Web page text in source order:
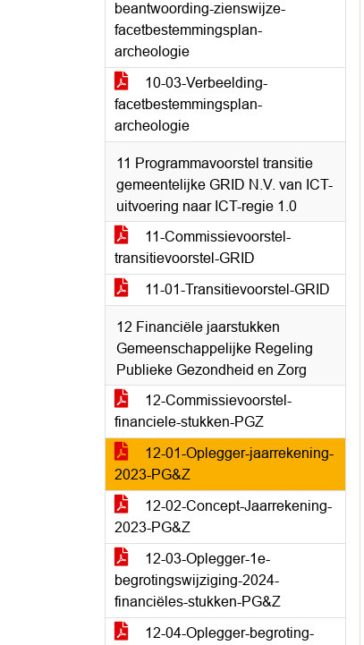
beantwoording-zienswijze-
facetbestemmingsplan-
archeologie
10-03-Verbeelding-
facetbestemmingsplan-
archeologie
11 Programmavoorstel transitie
gemeentelijke GRID N.V. van ICT-
uitvoering naar ICT-regie 1.0
11-Commissievoorstel-
transitievoorstel-GRID
11-01-Transitievoorstel-GRID
12 Financiële jaarstukken
Gemeenschappelijke Regeling
Publieke Gezondheid en Zorg
12-Commissievoorstel-
financiele-stukken-PGZ
12-01-Oplegger-jaarrekening-
2023-PG&Z
12-02-Concept-Jaarrekening-
2023-PG&Z
12-03-Oplegger-1e-
begrotingswijziging-2024-
financiëles-stukken-PG&Z
12-04-Oplegger-begroting-